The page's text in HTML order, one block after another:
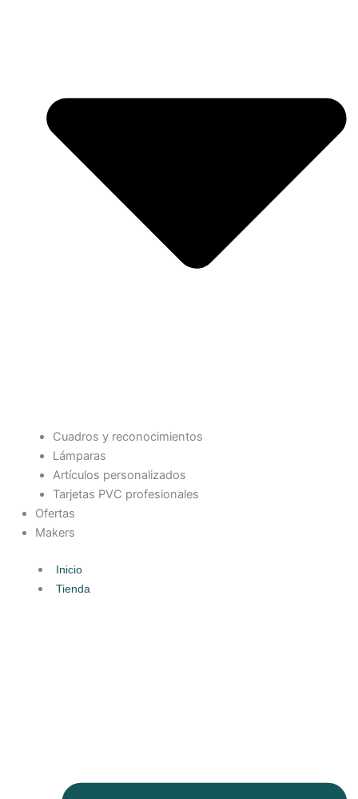
Cuadros y reconocimientos
Lámparas
Artículos personalizados
Tarjetas PVC profesionales
Ofertas
Makers
Inicio
Tienda